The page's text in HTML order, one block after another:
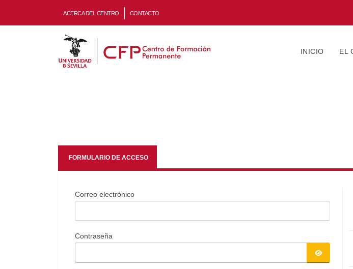
ACERCA DEL CENTRO CONTACTO
INICIO EL
FORMULARIO DE ACCESO
Correo electrónico
Contraseña